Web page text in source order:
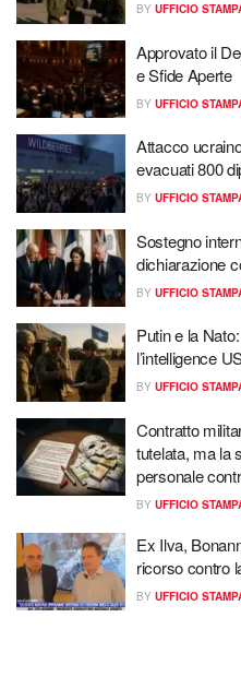
BY UFFICIO
Approvato il
e Sfide Aperte
BY UFFICIO
Attacco
evacuati 800
BY UFFICIO
Sostegno
dichiarazione
BY UFFICIO
Putin e la
l’intelligence
BY UFFICIO
Contratto
tutelata, ma la
personale
BY UFFICIO
Ex Ilva,
ricorso contro
BY UFFICIO